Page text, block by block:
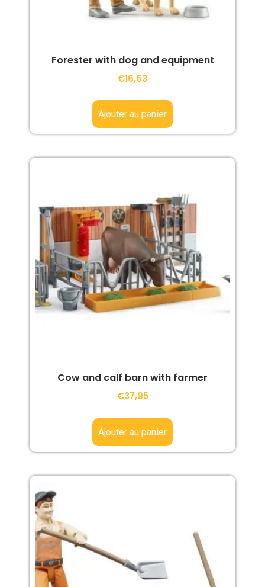
Forester with dog and equipment
€16,63
Ajouter au panier
Cow and calf barn with farmer
€37,95
Ajouter au panier